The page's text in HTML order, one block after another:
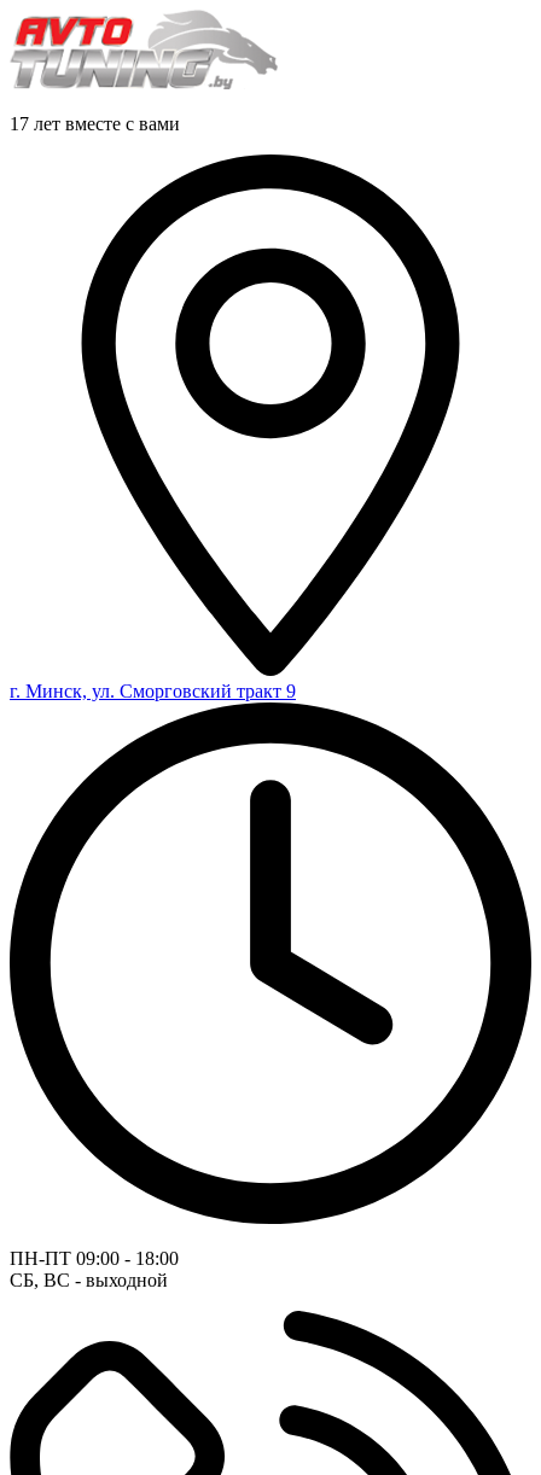
17 лет вместе с вами
г. Минск, ул. Сморговский тракт 9
ПН-ПТ 09:00 - 18:00
СБ, ВС - выходной